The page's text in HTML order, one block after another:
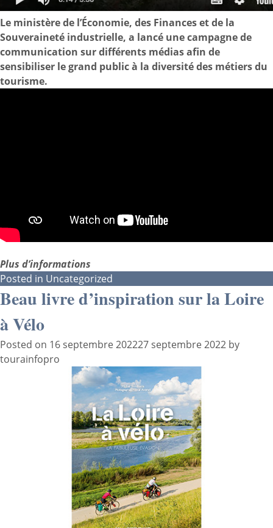
Le ministère de l’Économie, des Finances et de la
Souveraineté industrielle, a lancé une campagne de
communication sur différents médias afin de
sensibiliser le grand public à la diversité des métiers du
tourisme.
Plus d’informations
Posted in Uncategorized
Beau livre d’inspiration sur la Loire
à Vélo
Posted on 16 septembre 202227 septembre 2022 by
tourainfopro